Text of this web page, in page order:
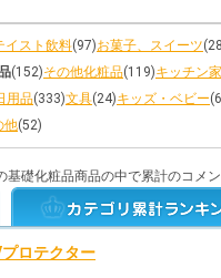
イスト飲料(97)お菓子、スイーツ
(152)その他化粧品(119)キッチン
用品(333)文具(24)キッズ・ベビー
他(52)
礎化粧品商品の中で累計のコメ
ロテクター